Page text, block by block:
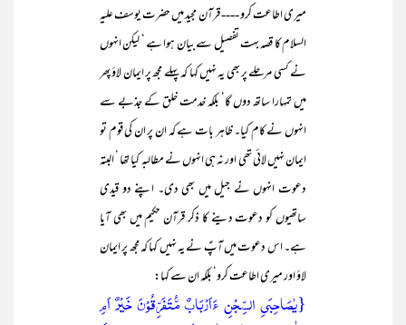
میری اطاعت کرو ---- قرآن مجید میں حضرت یوسف علیہ
السلام کا قصہ بہت تفصیل سے بیان ہوا ہے ‘ لیکن انہوں
نے کسی مرحلے پر بھی یہ نہیں کہا کہ پہلے مجھ پر ایمان لاؤ پھر
میں تمہارا ساتھ دوں گا‘ بلکہ خدمت خلق کے جذبے سے
انہوں نے کام کیا۔ ظاہر بات ہے کہ ان پر ان کی قوم تو
ایمان نہیں لائی تھی اور نہ ہی انہوں نے مطالبہ کیا تھا ‘ البتہ
دعوت انہوں نے جیل میں بھی دی۔ اپنے دو قیدی
ساتھیوں کو دعوت دینے کا ذکر قرآن حکیم میں بھی آیا
ہے۔ اس دعوت میں آپؑ نے یہ نہیں کہا کہ مجھ پر ایمان
لاؤ اور میری اطاعت کرو‘ بلکہ ان سے کہا:
{یٰصَاحِبَیِ السِّجۡنِ ءَاَرۡبَابٌ مُّتَفَرِّقُوۡنَ خَیۡرٌ اَمِ